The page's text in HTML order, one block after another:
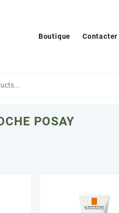
Boutique Contacter
POSAY